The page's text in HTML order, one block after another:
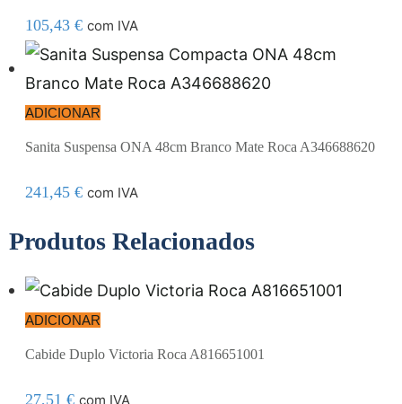
105,43 € com IVA
ADICIONAR
Sanita Suspensa ONA 48cm Branco Mate Roca A346688620
241,45 € com IVA
Produtos Relacionados
ADICIONAR
Cabide Duplo Victoria Roca A816651001
27,51 € com IVA